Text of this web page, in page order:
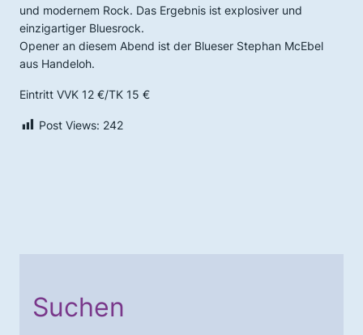
und modernem Rock. Das Ergebnis ist explosiver und
einzigartiger Bluesrock.
Opener an diesem Abend ist der Blueser Stephan McEbel
aus Handeloh.
Eintritt VVK 12 €/TK 15 €
Post Views: 242
Suchen